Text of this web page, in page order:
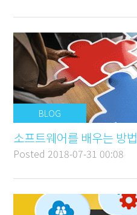
BLOG
소프트웨어를 배우는 방법
Posted 2018-07-31 00:08